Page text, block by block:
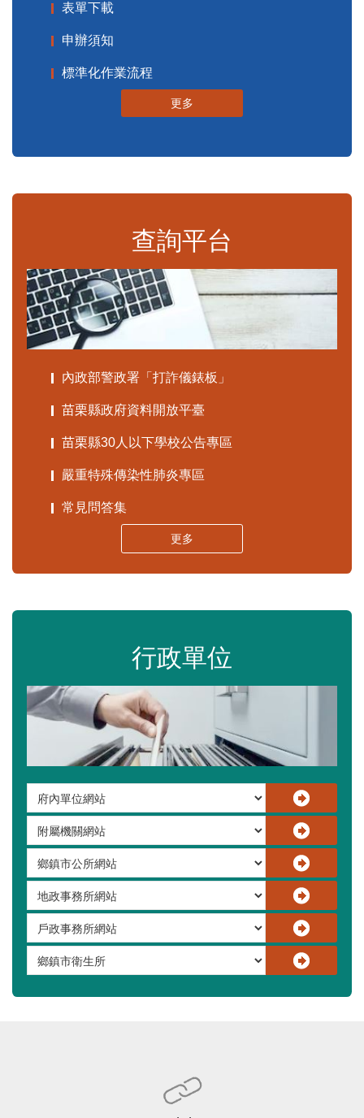
表單下載
申辦須知
標準化作業流程
更多
查詢平台
內政部警政署「打詐儀錶板」
苗栗縣政府資料開放平臺
苗栗縣30人以下學校公告專區
嚴重特殊傳染性肺炎專區
常見問答集
更多
行政單位